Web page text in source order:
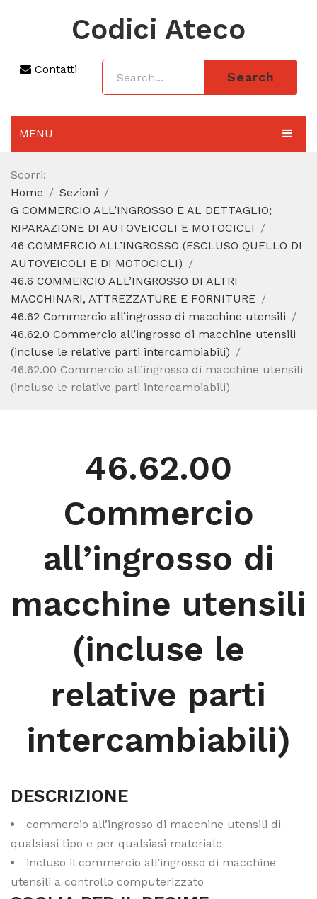
Codici Ateco
Contatti
Search
MENU
AGGIORNAMENTO 2025
SEZIONI
CODICE ATECO A COSA SERVE
CODICE FISCALE
Scorri:
Home
Sezioni
G COMMERCIO ALL’INGROSSO E AL DETTAGLIO;
RIPARAZIONE DI AUTOVEICOLI E MOTOCICLI
46 COMMERCIO ALL’INGROSSO (ESCLUSO QUELLO DI
AUTOVEICOLI E DI MOTOCICLI)
46.6 COMMERCIO ALL’INGROSSO DI ALTRI
MACCHINARI, ATTREZZATURE E FORNITURE
46.62 Commercio all’ingrosso di macchine utensili
46.62.0 Commercio all’ingrosso di macchine utensili
(incluse le relative parti intercambiabili)
46.62.00 Commercio all’ingrosso di macchine utensili
(incluse le relative parti intercambiabili)
46.62.00
Commercio
all’ingrosso di
macchine utensili
(incluse le
relative parti
intercambiabili)
DESCRIZIONE
commercio all’ingrosso di macchine utensili di
qualsiasi tipo e per qualsiasi materiale
incluso il commercio all’ingrosso di macchine
utensili a controllo computerizzato